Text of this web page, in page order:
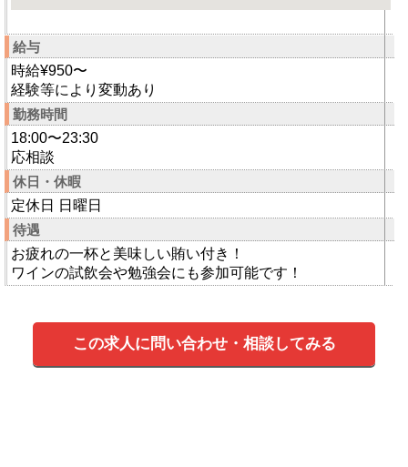
給与
時給¥950〜
経験等により変動あり
勤務時間
18:00〜23:30
応相談
休日・休暇
定休日 日曜日
待遇
お疲れの一杯と美味しい賄い付き！
ワインの試飲会や勉強会にも参加可能です！
この求人に問い合わせ・相談してみる